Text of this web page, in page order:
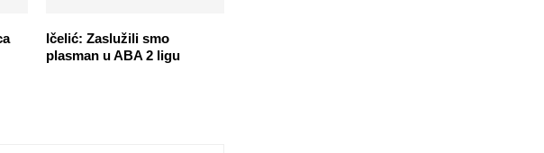
Ičelić: Zaslužili smo
plasman u ABA 2 ligu